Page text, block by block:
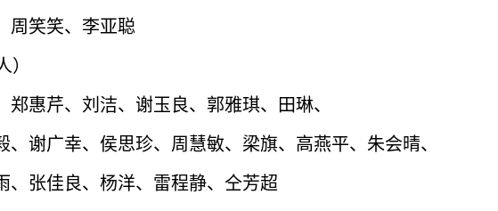
周笑笑、李亚聪
）
郑惠芹、刘洁、谢玉良、郭雅琪、田琳、
、谢广幸、侯思珍、周慧敏、梁旗、高燕平、朱会晴、
、张佳良、杨洋、雷程静、仝芳超